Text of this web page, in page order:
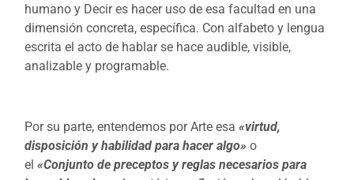
humano y Decir es hacer uso de esa facultad en una
dimensión concreta, específica. Con alfabeto y lengua
escrita el acto de hablar se hace audible, visible,
analizable y programable.
Por su parte, entendemos por Arte esa«virtud,
disposición y habilidad para hacer algo» o
el«Conjunto de preceptos y reglas necesarios para